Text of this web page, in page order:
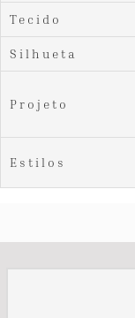
Tecido
Silhueta
Projeto
Estilos